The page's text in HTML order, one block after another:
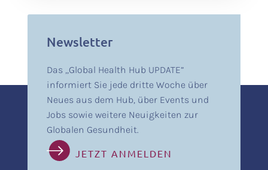
Newsletter
Das „Global Health Hub UPDATE”
informiert Sie jede dritte Woche über
Neues aus dem Hub, über Events und
Jobs sowie weitere Neuigkeiten zur
Globalen Gesundheit.
JETZT ANMELDEN